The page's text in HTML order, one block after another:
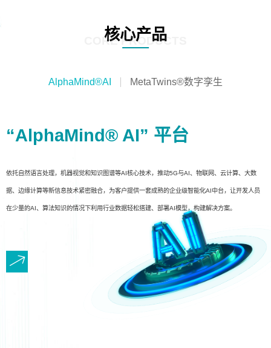
核心产品
CORE PRODUCTS
AlphaMind®AI MetaTwins®数字孪生
“AlphaMind® AI” 平台
依托自然语言处理，机器视觉和知识图谱等AI核心技术，推动5G与AI、物联网、云计算、大数
据、边缘计算等新信息技术紧密融合，为客户提供一套成熟的企业级智能化AI中台，让开发人员
在少量的AI、算法知识的情况下利用行业数据轻松搭建、部署AI模型，构建解决方案。